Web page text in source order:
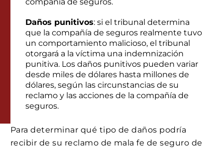
Daños punitivos: si el tribunal determina
que la compañía de seguros realmente tuvo
un comportamiento malicioso, el tribunal
otorgará a la víctima una indemnización
punitiva. Los daños punitivos pueden variar
desde miles de dólares hasta millones de
dólares, según las circunstancias de su
reclamo y las acciones de la compañía de
seguros.
Para determinar qué tipo de daños podría
recibir de su reclamo de mala fe de seguro de